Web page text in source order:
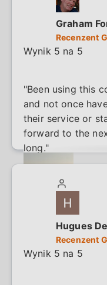
Graham
Recenzent
Wynik 5 na 5
"Been using this
and not once
their service or
forward to the
long."
Hugues
Recenzent
Wynik 5 na 5